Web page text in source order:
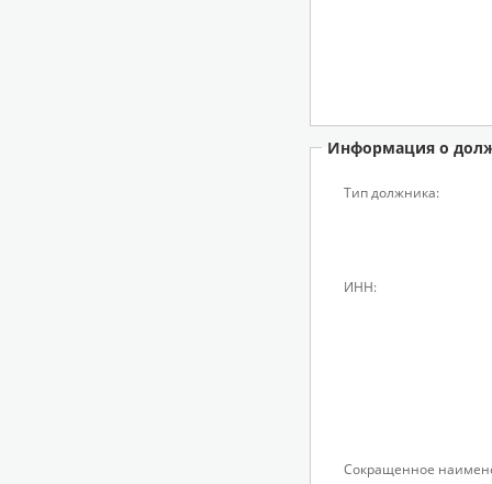
Информация о
Тип должника:
ИНН:
Сокращенное